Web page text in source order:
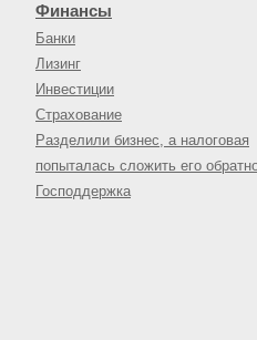
Финансы
Банки
Лизинг
Инвестиции
Страхование
Разделили бизнес, а налоговая
попыталась сложить его
Господдержка